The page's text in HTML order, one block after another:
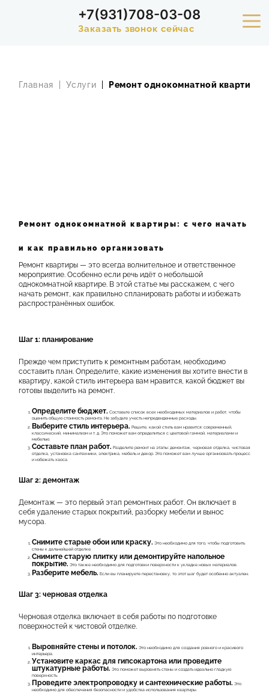
+7(931)708-03-08
Заказать звонок сейчас
КОНТАКТЫ
Главная Услуги Ремонт однокомнатной квартиры
Ремонт однокомнатной квартиры: с чего начать
и как правильно организовать
Ремонт квартиры — это всегда волнительное и ответственное
мероприятие. Особенно если речь идёт о небольшой
однокомнатной квартире. В этой статье мы расскажем, с чего
начать ремонт, как правильно спланировать работы и избежать
распространённых ошибок.
Шаг 1: планирование
Прежде чем приступить к ремонтным работам, необходимо
составить план. Определите, какие изменения вы хотите внести в
квартиру, какой стиль интерьера вам нравится, какой бюджет вы
готовы выделить на ремонт.
Определите бюджет. Составьте список всех необходимых материалов и работ, чтобы
оценить общую стоимость ремонта. Не забудьте учесть непредвиденные расходы.
Выберите стиль интерьера. Решите, какой стиль вам нравится: современный,
классический, минимализм и т. д. Это поможет вам определиться с цветовой гаммой, материалами и
мебелью.
Составьте план работ. Разделите ремонт на этапы: демонтаж, черновая отделка, чистовая
отделка, установка сантехники, электрика, мебель и декор. Это поможет вам лучше организовать процесс
и избежать хаоса.
Шаг 2: демонтаж
Демонтаж — это первый этап ремонтных работ. Он включает в
себя удаление старых покрытий, разборку мебели и вынос
мусора.
Снимите старые обои или краску. Это необходимо для того, чтобы подготовить
стены к дальнейшей отделке.
Снимите старую плитку или демонтируйте напольное
покрытие. Это также необходимо для подготовки поверхности к укладке новых материалов.
Разберите мебель. Если вы планируете перестановку, то этот шаг будет особенно актуален.
Шаг 3: черновая отделка
Черновая отделка включает в себя работы по подготовке
поверхностей к чистовой отделке.
Выровняйте стены и потолок. Это необходимо для создания ровного и красивого
интерьера.
Установите каркас для гипсокартона или проведите
штукатурные работы. Это поможет выровнять стены и создать идеально гладкую
поверхность.
Проведите электропроводку и сантехнические работы. Это
необходимо для обеспечения безопасности и удобства использования квартиры.